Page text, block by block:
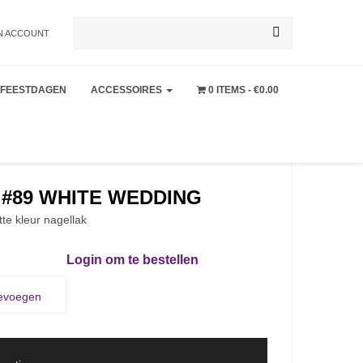
ACCOUNT
naar:
FEESTDAGEN ACCESSOIRES 0 ITEMS €0.00
WHITE WEDDING
kleur nagellak
Login om te bestellen